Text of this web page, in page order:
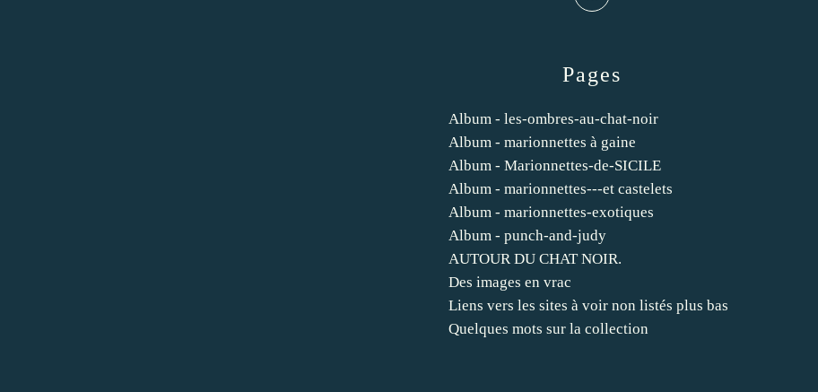
Pages
Album - les-ombres-au-chat-noir
Album - marionnettes à gaine
Album - Marionnettes-de-SICILE
Album - marionnettes---et castelets
Album - marionnettes-exotiques
Album - punch-and-judy
AUTOUR DU CHAT NOIR.
Des images en vrac
Liens vers les sites à voir non listés plus bas
Quelques mots sur la collection